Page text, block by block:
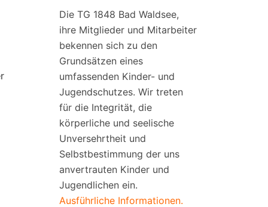
Die TG 1848 Bad Waldsee,
ihre Mitglieder und Mitarbeiter
bekennen sich zu den
Grundsätzen eines
umfassenden Kinder- und
Jugendschutzes. Wir treten
für die Integrität, die
körperliche und seelische
Unversehrtheit und
Selbstbestimmung der uns
anvertrauten Kinder und
Jugendlichen ein.
Ausführliche Informationen.